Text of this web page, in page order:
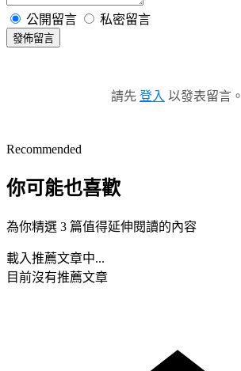
公開留言 私密留言
發佈留言
請先 登入 以發表留言。
Recommended
你可能也喜歡
為你精選 3 篇值得延伸閱讀的內容
載入推薦文章中...
目前沒有推薦文章